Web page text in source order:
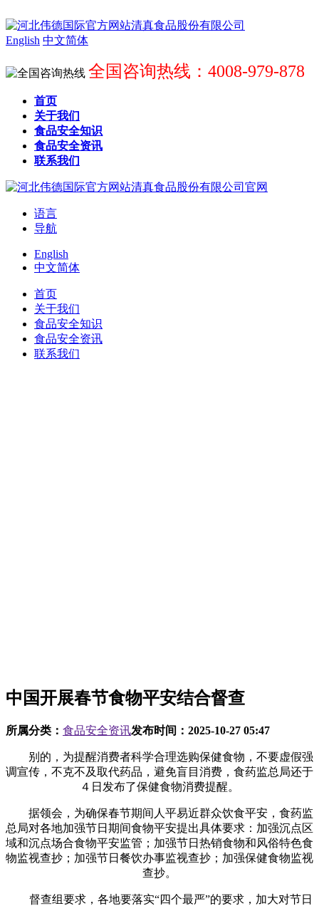
English 中文简体
全国咨询热线：4008-979-878
首页
关于我们
食品安全知识
食品安全资讯
联系我们
语言
导航
English
中文简体
首页
关于我们
食品安全知识
食品安全资讯
联系我们
中国开展春节食物平安结合督查
所属分类： 食品安全资讯发布时间： 2025-10-27 05:47
别的，为提醒消费者科学合理选购保健食物，不要虚假强
调宣传，不克不及取代药品，避免盲目消费，食药监总局还于
４日发布了保健食物消费提醒。
据领会，为确保春节期间人平易近群众饮食平安，食药监
总局对各地加强节日期间食物平安提出具体要求：加强沉点区
域和沉点场合食物平安监管；加强节日热销食物和风俗特色食
物监视查抄；加强节日餐饮办事监视查抄；加强保健食物监视
查抄。
督查组要求，各地要落实“四个最严”的要求，加大对节日